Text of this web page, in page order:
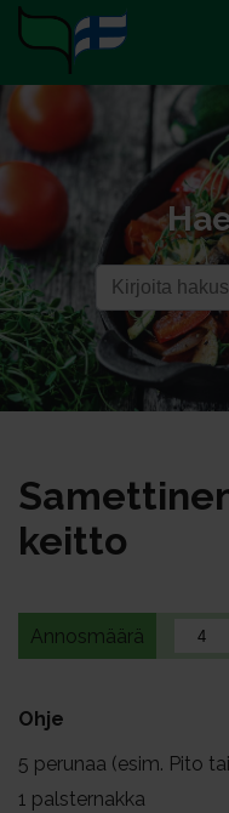
keit­to
Annosmäärä
Ohje
5 perunaa (esim. Pito
1 palsternakka